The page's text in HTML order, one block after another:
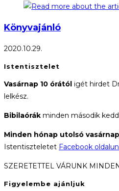
Könyvajánló
2020.10.29.
Istentisztelet
Vasárnap 10 órától igét hirdet
lelkész.
Bibilaórák minden második
Minden hónap utolsó
Istentiszteletet Facebook
SZERETETTEL VÁRUNK
Figyelembe ajánljuk